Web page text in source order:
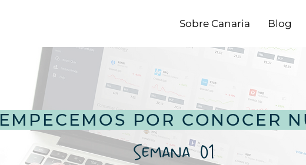
Sobre Canaria Blog
EMPECEMOS POR CONOCER
Semana 01